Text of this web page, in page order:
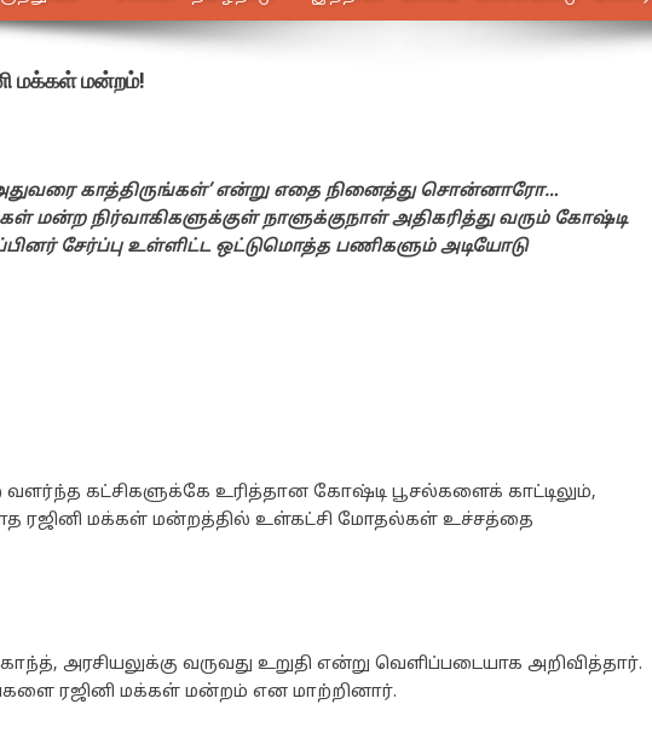
மக்கள் மன்றம்!
அதுவரை காத்திருங்கள்’ என்று எதை நினைத்து சொன்னாரோ…
மன்ற நிர்வாகிகளுக்குள் நாளுக்குநாள் அதிகரித்து வரும் கோஷ்டி
சேர்ப்பு உள்ளிட்ட ஒட்டுமொத்த பணிகளும் அடியோடு
கட்சிகளுக்கே உரித்தான கோஷ்டி பூசல்களைக் காட்டிலும்,
ரஜினி மக்கள் மன்றத்தில் உள்கட்சி மோதல்கள் உச்சத்தை
அரசியலுக்கு வருவது உறுதி என்று வெளிப்படையாக அறிவித்தார்.
ரஜினி மக்கள் மன்றம் என மாற்றினார்.